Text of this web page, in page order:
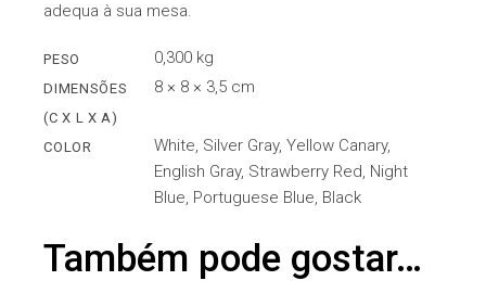
adequa à sua mesa.
PESO 0,300 kg
DIMENSÕES
(C X L X A)
8 × 8 × 3,5 cm
COLOR
White, Silver Gray, Yellow Canary,
English Gray, Strawberry Red, Night
Blue, Portuguese Blue, Black
Também pode gostar…